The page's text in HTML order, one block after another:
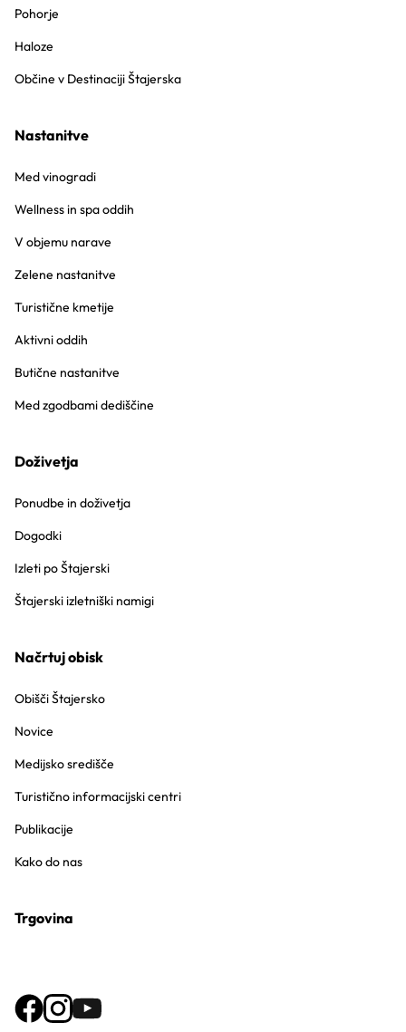
Pohorje
Haloze
Občine v Destinaciji Štajerska
Nastanitve
Med vinogradi
Wellness in spa oddih
V objemu narave
Zelene nastanitve
Turistične kmetije
Aktivni oddih
Butične nastanitve
Med zgodbami dediščine
Doživetja
Ponudbe in doživetja
Dogodki
Izleti po Štajerski
Štajerski izletniški namigi
Načrtuj obisk
Obišči Štajersko
Novice
Medijsko središče
Turistično informacijski centri
Publikacije
Kako do nas
Trgovina